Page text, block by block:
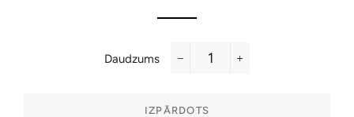
Daudzums
IZPĀRDOTS